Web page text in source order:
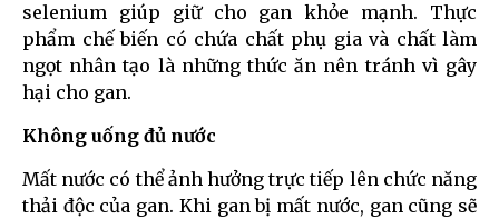
selenium giúp giữ cho gan khỏe mạnh. Thực
phẩm chế biến có chứa chất phụ gia và chất làm
ngọt nhân tạo là những thức ăn nên tránh vì gây
hại cho gan.
Không uống đủ nước
Mất nước có thể ảnh hưởng trực tiếp lên chức năng
thải độc của gan. Khi gan bị mất nước, gan cũng sẽ